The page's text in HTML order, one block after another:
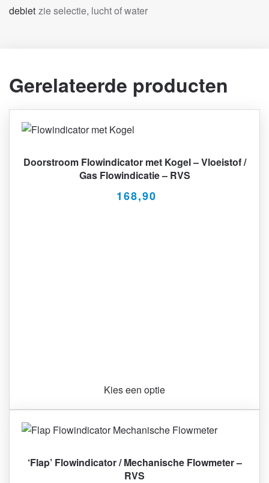
debiet zie selectie, lucht of water
Gerelateerde producten
Doorstroom Flowindicator met Kogel – Vloeistof /
Gas Flowindicatie – RVS
168,90
Kies een optie
‘Flap’ Flowindicator / Mechanische Flowmeter –
RVS